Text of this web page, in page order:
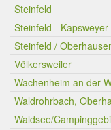
Steinfeld
Steinfeld - Kapsweyer
Steinfeld /
Völkersweiler
Wachenheim an der
Waldrohrbach,
Waldsee/